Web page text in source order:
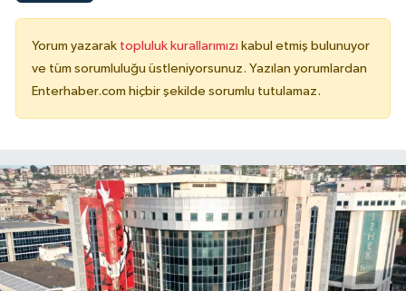
Yorum yazarak topluluk kurallarımızı kabul etmiş bulunuyor
ve tüm sorumluluğu üstleniyorsunuz. Yazılan yorumlardan
Enterhaber.com hiçbir şekilde sorumlu tutulamaz.